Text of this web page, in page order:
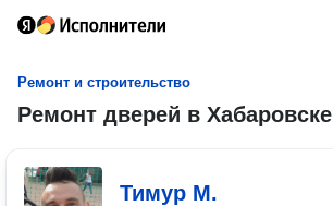
Ремонт и строительство
Ремонт дверей в Хабаровске
Тимур М.